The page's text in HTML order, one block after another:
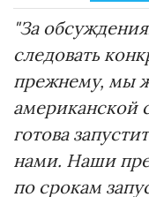
"За
следовать
прежнему, мы
американской
готова
нами. Наши
по срокам